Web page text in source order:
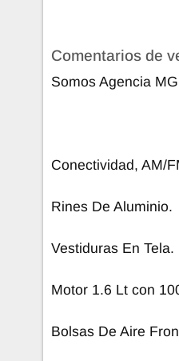
Comentarios de
Somos Agencia
Conectividad, AM/
Rines De Aluminio.
Vestiduras En Tela.
Motor 1.6 Lt con
Bolsas De Aire